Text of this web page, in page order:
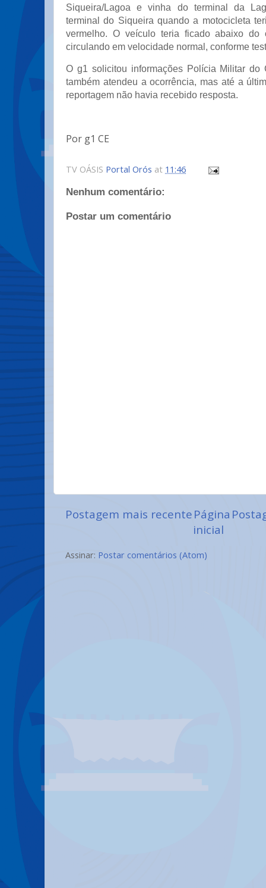
Siqueira/Lagoa e vinha do terminal da
terminal do Siqueira quando a motocicleta
vermelho. O veículo teria ficado abaixo do
circulando em velocidade normal, conforme
O g1 solicitou informações Polícia Militar do
também atendeu a ocorrência, mas até a
reportagem não havia recebido resposta.
Por g1 CE
TV OÁSIS Portal Orós at 11:46
Nenhum comentário:
Postar um comentário
Postagem mais recentePágina
inicial
Assinar: Postar comentários (Atom)